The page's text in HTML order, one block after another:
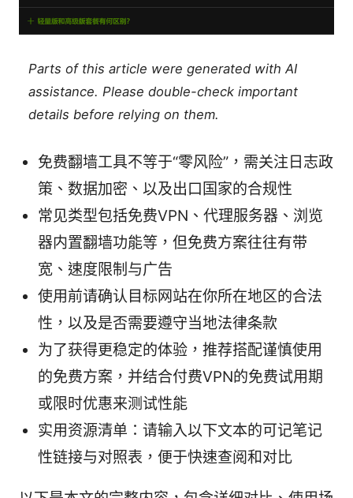
Parts of this article were generated with AI
assistance. Please double-check important
details before relying on them.
免费翻墙工具不等于“零风险”，需关注日志政
策、数据加密、以及出口国家的合规性
常见类型包括免费VPN、代理服务器、浏览
器内置翻墙功能等，但免费方案往往有带
宽、速度限制与广告
使用前请确认目标网站在你所在地区的合法
性，以及是否需要遵守当地法律条款
为了获得更稳定的体验，推荐搭配谨慎使用
的免费方案，并结合付费VPN的免费试用期
或限时优惠来测试性能
实用资源清单：请输入以下文本的可记笔记
性链接与对照表，便于快速查阅和对比